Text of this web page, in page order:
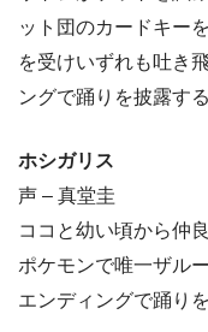
ット団のカードキー
を受けいずれも吐き
ングで踊りを披露する
ホシガリス
声 – 真堂圭
ココと幼い頃から仲
ポケモンで唯一ザル
エンディングで踊り